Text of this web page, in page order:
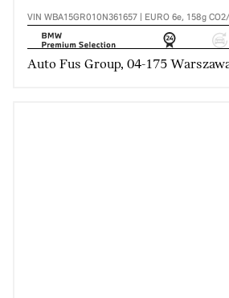
VIN WBA15GR010N361657 | EURO 6e, 158g
Auto Fus Group, 04-175